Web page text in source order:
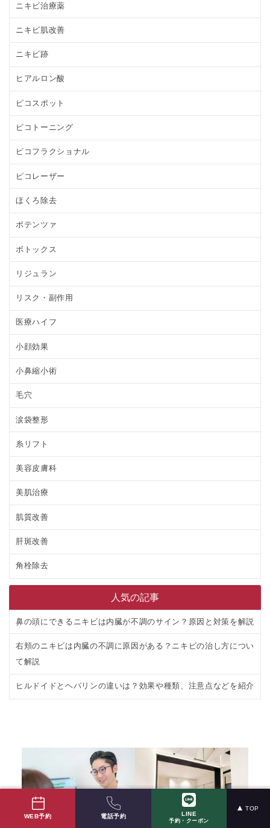
ニキビ治療薬
ニキビ肌改善
ニキビ跡
ヒアルロン酸
ピコスポット
ピコトーニング
ピコフラクショナル
ピコレーザー
ほくろ除去
ポテンツァ
ボトックス
リジュラン
リスク・副作用
医療ハイフ
小顔効果
小鼻縮小術
毛穴
涙袋整形
糸リフト
美容皮膚科
美肌治療
肌質改善
肝斑改善
角栓除去
人気の記事
鼻の頭にできるニキビは内臓が不調のサイン？原因と対策を解説
右頬のニキビは内臓の不調に原因がある？ニキビの治し方につい
て解説
ヒルドイドとヘパリンの違いは？効果や種類、注意点などを紹介
WEB予約 電話予約 LINE
予約・クーポン
TOP